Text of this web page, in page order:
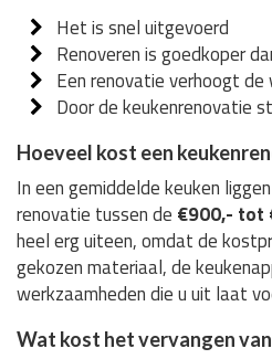
Het is snel uitgevoerd
Renoveren is goedkoper
Een renovatie verhoogt de
Door de keukenrenovatie
Hoeveel kost een
In een gemiddelde keuken
renovatie tussen de €900,- tot
heel erg uiteen, omdat de
gekozen materiaal, de
werkzaamheden die u uit laat
Wat kost het vervangen